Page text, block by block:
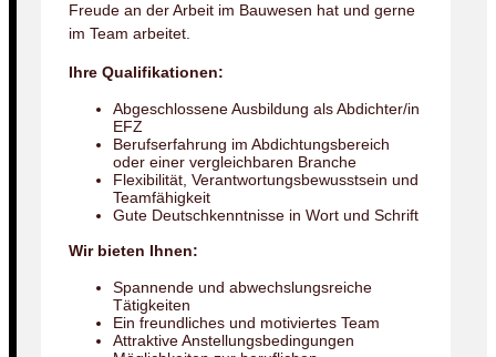
Freude an der Arbeit im Bauwesen hat und gerne
im Team arbeitet.
Ihre Qualifikationen:
Abgeschlossene Ausbildung als Abdichter/in
EFZ
Berufserfahrung im Abdichtungsbereich
oder einer vergleichbaren Branche
Flexibilität, Verantwortungsbewusstsein und
Teamfähigkeit
Gute Deutschkenntnisse in Wort und Schrift
Wir bieten Ihnen:
Spannende und abwechslungsreiche
Tätigkeiten
Ein freundliches und motiviertes Team
Attraktive Anstellungsbedingungen